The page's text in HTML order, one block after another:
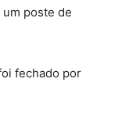
poste de
fechado por